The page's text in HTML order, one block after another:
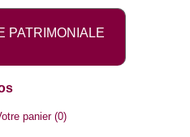
PATRIMONIALE
panier(0)